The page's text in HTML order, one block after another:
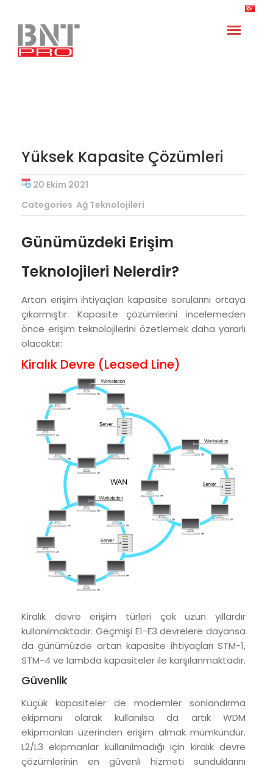
Search
for:
Yüksek Kapasite Çözümleri
20 Ekim 2021
Categories Ağ Teknolojileri
Günümüzdeki Erişim
Teknolojileri Nelerdir?
Artan erişim ihtiyaçları kapasite sorularını ortaya
çıkarmıştır. Kapasite çözümlerini incelemeden
önce erişim teknolojilerini özetlemek daha yararlı
olacaktır:
Kiralık Devre (Leased Line)
Kiralık devre erişim türleri çok uzun yıllardır
kullanılmaktadır. Geçmişi E1-E3 devrelere dayansa
da günümüzde artan kapasite ihtiyaçları STM-1,
STM-4 ve lambda kapasiteler ile karşılanmaktadır.
Güvenlik
Küçük kapasiteler de modemler sonlandırma
ekipmanı olarak kullanılsa da artık WDM
ekipmanları üzerinden erişim almak mümkündür.
L2/L3 ekipmanlar kullanılmadığı için kiralık devre
çözümlerinin en güvenli hizmeti sunduklarını